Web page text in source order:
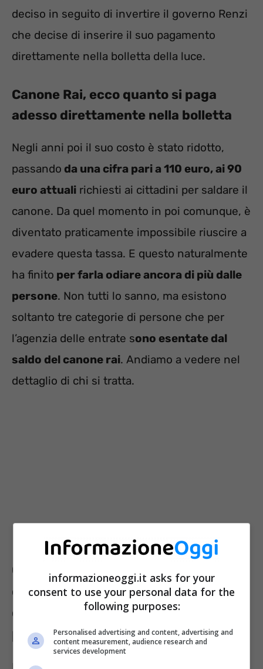
deciso in seguito di invertire il governo Renzi
che decise di inserire il suo pagamento
direttamente nella bolletta della luce.
Canone Rai, ecco quanto si paga
adesso direttamente nella bolletta
Negli anni poi il suo costo è stato ridotto,
passando da una cifra pari a 110 euro, ai 90
euro attuali richiesti ai cittadini per saldare il
canone. Da quel momento in poi comunque, è
diventato praticamente impossibile riuscire a
evadere questa tassa. E questo naturalmente
ha finito per farla odiare ancora di più dalle
persone. Non tutti lo sanno, ma esistono
soltanto tre categorie di persone che per
l’agenzia delle entrate sono esentate dal
saldo del canone rai. Andiamo a vedere nel
dettaglio di chi si tratta.
Canone Rai, ecco quali sono le
categoria che possono
ottenere l’esenzione dal suo
pagamento
informazioneoggi.it asks for your
consent to use your personal data for the
following purposes:
Personalised advertising and content, advertising and
content measurement, audience research and
services development